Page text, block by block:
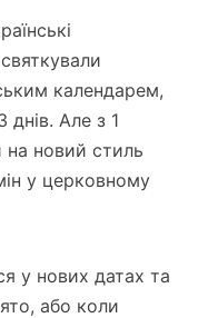
календарем,
днів. Але з 1
новий стиль
у церковному
у нових датах та
або коли